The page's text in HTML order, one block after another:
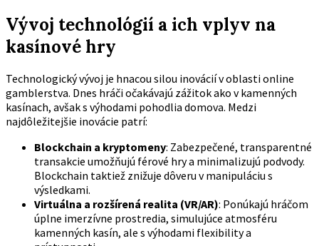
Vývoj technológií a ich vplyv na
kasínové hry
Technologický vývoj je hnacou silou inovácií v oblasti online
gamblerstva. Dnes hráči očakávajú zážitok ako v kamenných
kasínach, avšak s výhodami pohodlia domova. Medzi
najdôležitejšie inovácie patrí:
Blockchain a kryptomeny: Zabezpečené, transparentné
transakcie umožňujú férové hry a minimalizujú podvody.
Blockchain taktiež znižuje dôveru v manipuláciu s
výsledkami.
Virtuálna a rozšírená realita (VR/AR): Ponúkajú hráčom
úplne imerzívne prostredia, simulujúce atmosféru
kamenných kasín, ale s výhodami flexibility a